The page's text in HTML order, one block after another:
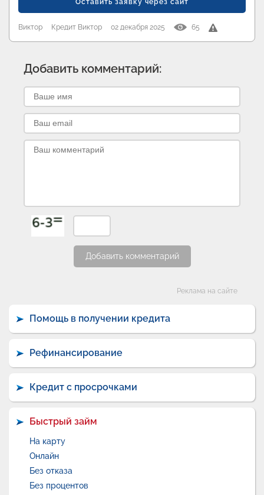
Оставить заявку через сайт
Виктор Кредит Виктор 02 декабря 2025 65
Добавить комментарий:
Добавить комментарий
Реклама на сайте
Помощь в получении кредита
Рефинансирование
Кредит с просрочками
Быстрый займ
На карту
Онлайн
Без отказа
Без процентов